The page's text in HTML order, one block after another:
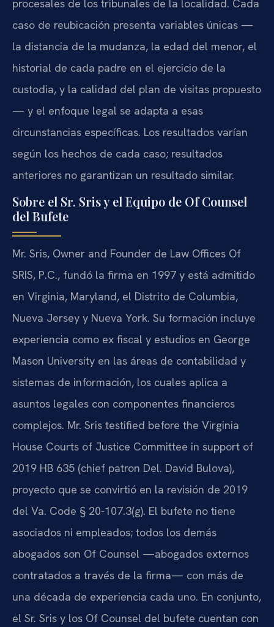
procesales de los tribunales de la localidad. Cada
caso de reubicación presenta variables únicas —
la distancia de la mudanza, la edad del menor, el
historial de cada padre en el ejercicio de la
custodia, y la calidad del plan de visitas propuesto
— y el enfoque legal se adapta a esas
circunstancias específicas. Los resultados varían
según los hechos de cada caso; resultados
anteriores no garantizan un resultado similar.
Sobre el Sr. Sris y el Equipo de Of Counsel
del Bufete
Mr. Sris, Owner and Founder de Law Offices Of
SRIS, P.C., fundó la firma en 1997 y está admitido
en Virginia, Maryland, el Distrito de Columbia,
Nueva Jersey y Nueva York. Su formación incluye
experiencia como ex fiscal y estudios en George
Mason University en las áreas de contabilidad y
sistemas de información, los cuales aplica a
asuntos legales con componentes financieros
complejos. Mr. Sris testified before the Virginia
House Courts of Justice Committee in support of
2019 HB 635 (chief patron Del. David Bulova),
proyecto que se convirtió en la revisión de 2019
del Va. Code § 20-107.3(g). El bufete no tiene
asociados ni empleados; todos los demás
abogados son Of Counsel —abogados externos
contratados a través de la firma— con más de
una década de experiencia cada uno. En conjunto,
el Sr. Sris y los Of Counsel del bufete cuentan con